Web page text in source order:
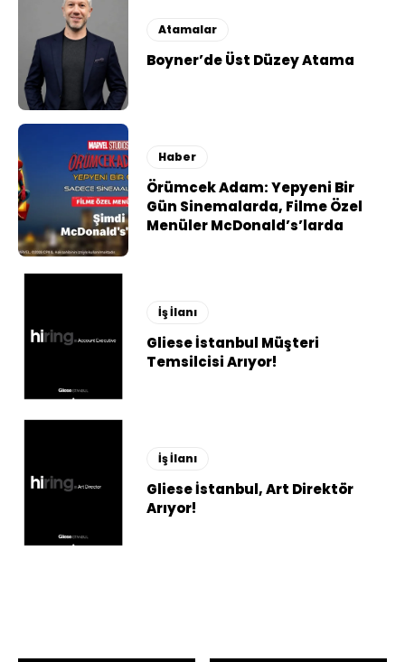
Atamalar
Boyner’de Üst Düzey Atama
Haber
Örümcek Adam: Yepyeni Bir
Gün Sinemalarda, Filme Özel
Menüler McDonald’s’larda
İş İlanı
Gliese İstanbul Müşteri
Temsilcisi Arıyor!
İş İlanı
Gliese İstanbul, Art Direktör
Arıyor!